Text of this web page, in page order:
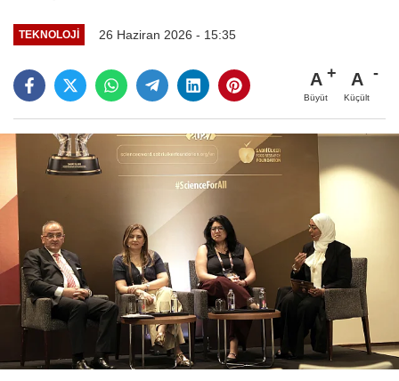
TEKNOLOJI 26 Haziran 2026 - 15:35
A
Büyüt
A
Küçült